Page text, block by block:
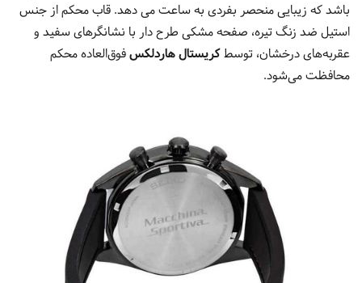
باشد که زیبایی منحصر بفردی به ساعت می دهد. قاب محکم از جنس
استیل ضد زنگ تیره، صفحه مشکی طرح‌ دار با نشانگرهای سفید و
عقربه‌های درخشان، توسطکریستال هاردلکسفوق‌العاده محکم
محافظت می‌شود.